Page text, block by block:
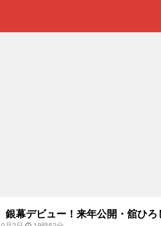
銀幕デビュー！来年公開・舘ひ